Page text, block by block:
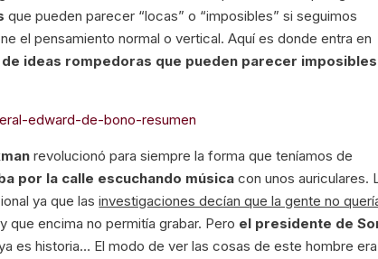
que pueden parecer “locas” o “imposibles” si seguimos
el pensamiento normal o vertical. Aquí es donde entra en
ideas rompedoras que pueden parecer imposibles
edward-de-bono-resumen
revolucionó para siempre la forma que teníamos de
por la calle escuchando música con unos auriculares.
ya que lasinvestigaciones decían que la gente no
y que encima no permitía grabar. Pero el presidente de
es historia… El modo de ver las cosas de este hombre era